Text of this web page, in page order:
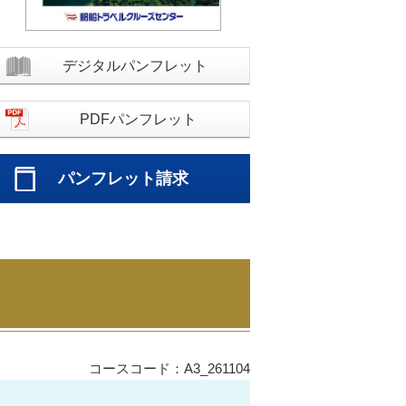
デジタルパンフレット
PDFパンフレット
パンフレット請求
コースコード：A3_261104